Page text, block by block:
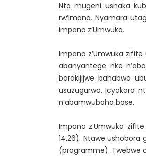
Nta mugeni ushaka
rw’Imana. Nyamara
impano z’Umwuka.
Impano z’Umwuka
abanyantege nke
barakijijwe bahabwa
usuzugurwa. Icyakora
n’abamwubaha bose.
Impano z’Umwuka
14.26). Ntawe
(programme). Twebwe